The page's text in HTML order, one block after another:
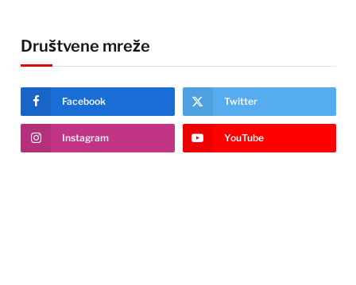
Društvene mreže
Facebook Twitter
Instagram YouTube